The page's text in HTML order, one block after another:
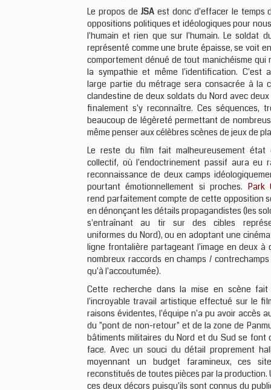
Le propos deJSA est donc d'effacer le temps
oppositions politiques et idéologiques pour
l'humain et rien que sur l'humain. Le soldat
représenté comme une brute épaisse, se voit
comportement dénué de tout manichéisme qui
la sympathie et même l'identification. C'est
large partie du métrage sera consacrée à la
clandestine de deux soldats du Nord avec
finalement s'y reconnaître. Ces séquences,
beaucoup de légèreté permettant de
même penser aux célèbres scènes de jeux de
Le reste du film fait malheureusement état
collectif, où l'endoctrinement passif aura eu
reconnaissance de deux camps
pourtant émotionnellement si proches. Park
rend parfaitement compte de cette opposition
en dénonçant les détails propagandistes (les
s'entraînant au tir sur des cibles
uniformes du Nord), ou en adoptant une
ligne frontalière partageant l'image en deux à
nombreux raccords en champs /
qu'à l'accoutumée).
Cette recherche dans la mise en scène
l'incroyable travail artistique effectué sur le
raisons évidentes, l'équipe n'a pu avoir accès
du "pont de non-retour" et de la zone de
bâtiments militaires du Nord et du Sud se font
face. Avec un souci du détail proprement
moyennant un budget faramineux, ces
reconstitués de toutes pièces par la
ces deux décors puisqu'ils sont connus du